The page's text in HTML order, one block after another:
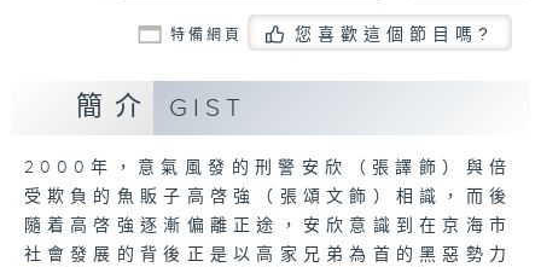
特備網頁 您喜歡這個節目嗎?
簡介 GIST
2000年，意氣風發的刑警安欣（張譯飾）與倍
受欺負的魚販子高啓強（張頌文飾）相識，而後
隨着高啓強逐漸偏離正途，安欣意識到在京海市
社會發展的背後正是以高家兄弟為首的黑惡勢力